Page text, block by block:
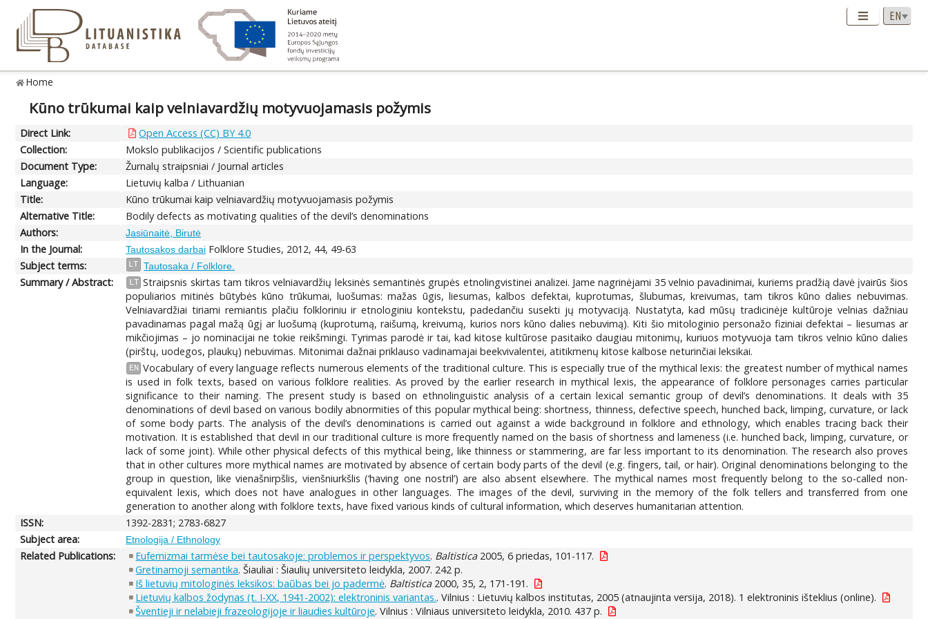
Home
Kūno trūkumai kaip velniavardžių motyvuojamasis požymis
Direct Link:
Open Access (CC) BY 4.0
Collection:
Mokslo publikacijos / Scientific publications
Document Type:
Žurnalų straipsniai / Journal articles
Language:
Lietuvių kalba / Lithuanian
Title:
Kūno trūkumai kaip velniavardžių motyvuojamasis požymis
Alternative Title:
Bodily defects as motivating qualities of the devil’s denominations
Authors:
Jasiūnaitė, Birutė
In the Journal: Tautosakos darbai Folklore Studies, 2012, 44, 49-63
Subject terms:
LT Tautosaka / Folklore.
Summary / Abstract: LT Straipsnis skirtas tam tikros velniavardžių leksinės semantinės grupės etnolingvistinei analizei. Jame nagrinėjami 35 velnio pavadinimai, kuriems pradžią davė įvairūs šios
populiarios mitinės būtybės kūno trūkumai, luošumas: mažas ūgis, liesumas, kalbos defektai, kuprotumas, šlubumas, kreivumas, tam tikros kūno dalies nebuvimas.
Velniavardžiai tiriami remiantis plačiu folkloriniu ir etnologiniu kontekstu, padedančiu susekti jų motyvaciją. Nustatyta, kad mūsų tradicinėje kultūroje velnias dažniau
pavadinamas pagal mažą ūgį ar luošumą (kuprotumą, raišumą, kreivumą, kurios nors kūno dalies nebuvimą). Kiti šio mitologinio personažo fiziniai defektai – liesumas ar
mikčiojimas – jo nominacijai ne tokie reikšmingi. Tyrimas parodė ir tai, kad kitose kultūrose pasitaiko daugiau mitonimų, kuriuos motyvuoja tam tikros velnio kūno dalies
(pirštų, uodegos, plaukų) nebuvimas. Mitonimai dažnai priklauso vadinamajai beekvivalentei, atitikmenų kitose kalbose neturinčiai leksikai.
EN Vocabulary of every language reflects numerous elements of the traditional culture. This is especially true of the mythical lexis: the greatest number of mythical names
is used in folk texts, based on various folklore realities. As proved by the earlier research in mythical lexis, the appearance of folklore personages carries particular
significance to their naming. The present study is based on ethnolinguistic analysis of a certain lexical semantic group of devil’s denominations. It deals with 35
denominations of devil based on various bodily abnormities of this popular mythical being: shortness, thinness, defective speech, hunched back, limping, curvature, or lack
of some body parts. The analysis of the devil’s denominations is carried out against a wide background in folklore and ethnology, which enables tracing back their
motivation. It is established that devil in our traditional culture is more frequently named on the basis of shortness and lameness (i.e. hunched back, limping, curvature, or
lack of some joint). While other physical defects of this mythical being, like thinness or stammering, are far less important to its denomination. The research also proves
that in other cultures more mythical names are motivated by absence of certain body parts of the devil (e.g. fingers, tail, or hair). Original denominations belonging to the
group in question, like vienašnirpšlis, vienšniurkšlis (‘having one nostril’) are also absent elsewhere. The mythical names most frequently belong to the so-called non-
equivalent lexis, which does not have analogues in other languages. The images of the devil, surviving in the memory of the folk tellers and transferred from one
generation to another along with folklore texts, have fixed various kinds of cultural information, which deserves humanitarian attention.
ISSN:
1392-2831; 2783-6827
Subject area:
Etnologija / Ethnology
Related Publications: Eufemizmai tarmėse bei tautosakoje: problemos ir perspektyvos. Baltistica2005, 6 priedas, 101-117.
Gretinamoji semantika. Šiauliai : Šiaulių universiteto leidykla, 2007. 242 p.
Iš lietuvių mitologinės leksikos: baũbas bei jo padermė. Baltistica2000, 35, 2, 171-191.
Lietuvių kalbos žodynas (t. I-XX, 1941-2002): elektroninis variantas.. Vilnius : Lietuvių kalbos institutas, 2005 (atnaujinta versija, 2018). 1 elektroninis išteklius (online).
Šventieji ir nelabieji frazeologijoje ir liaudies kultūroje. Vilnius : Vilniaus universiteto leidykla, 2010. 437 p.